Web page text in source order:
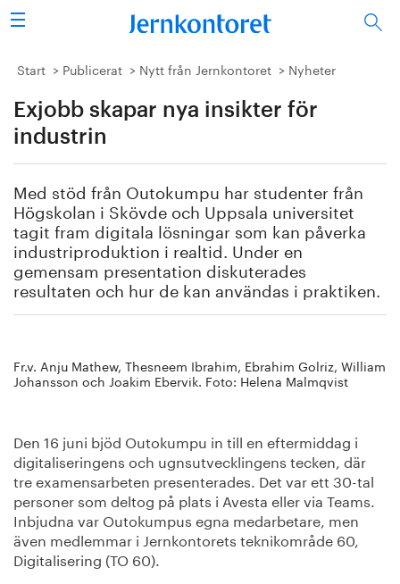
Sök
Stålindustrin
Vision 2050
Energi/miljö
Vi tycker
Publicerat
Om oss
Start Publicerat Nytt från Jernkontoret Nyheter
Exjobb skapar nya insikter för
industrin
Med stöd från Outokumpu har studenter från
Högskolan i Skövde och Uppsala universitet
tagit fram digitala lösningar som kan påverka
industriproduktion i realtid. Under en
gemensam presentation diskuterades
resultaten och hur de kan användas i praktiken.
Fr.v. Anju Mathew, Thesneem Ibrahim, Ebrahim Golriz, William
Johansson och Joakim Ebervik. Foto: Helena Malmqvist
Den 16 juni bjöd Outokumpu in till en eftermiddag i
digitaliseringens och ugnsutvecklingens tecken, där
tre examensarbeten presenterades. Det var ett 30-tal
personer som deltog på plats i Avesta eller via Teams.
Inbjudna var Outokumpus egna medarbetare, men
även medlemmar i Jernkontorets teknikområde 60,
Digitalisering (TO 60).